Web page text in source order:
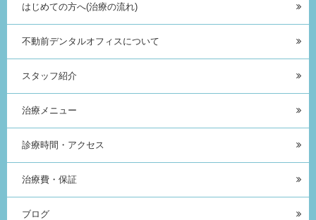
はじめての方へ(治療の流れ)
不動前デンタルオフィスについて
スタッフ紹介
治療メニュー
診療時間・アクセス
治療費・保証
ブログ